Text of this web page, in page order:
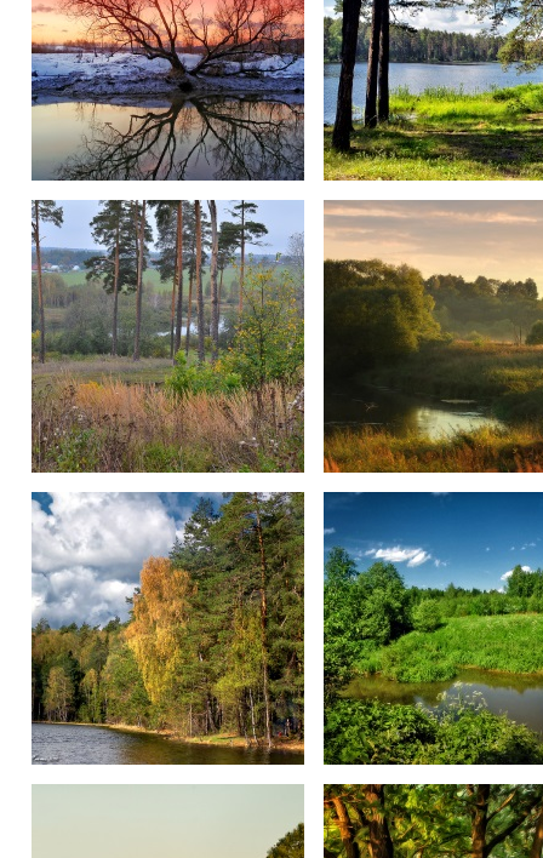
Закат и Дерево... Синие Озеро.
Осень... Вечереет..
На "Синих". Июнь на "Воре".